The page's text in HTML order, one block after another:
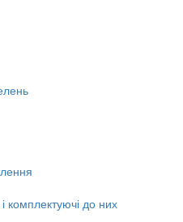
комплектуючі до них